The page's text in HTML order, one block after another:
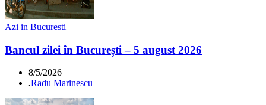
Azi in Bucuresti
Bancul zilei în București – 5 august 2026
8/5/2026
.Radu Marinescu